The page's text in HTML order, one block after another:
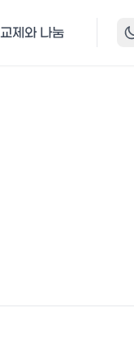
교제와 나눔